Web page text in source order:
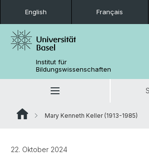
English Français
Institut für
Bildungswissenschaften
Mary Kenneth Keller (1913-1985)
22. Oktober 2024